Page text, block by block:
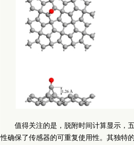
值得关注的是，脱附时间计算显示，
性确保了传感器的可重复使用性。其独特